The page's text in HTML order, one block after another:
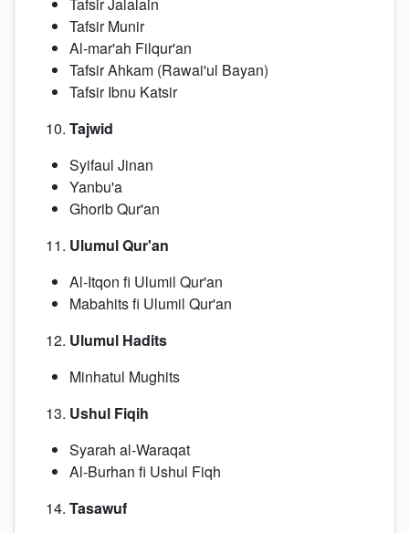
Tafsir Munir
Al-mar'ah Filqur'an
Tafsir Ahkam (Rawai'ul Bayan)
Tafsir Ibnu Katsir
Tajwid
Syifaul Jinan
Yanbu'a
Ghorib Qur'an
Ulumul Qur'an
Al-Itqon fi Ulumil Qur'an
Mabahits fi Ulumil Qur'an
Ulumul Hadits
Minhatul Mughits
Ushul Fiqih
Syarah al-Waraqat
Al-Burhan fi Ushul Fiqh
Tasawuf